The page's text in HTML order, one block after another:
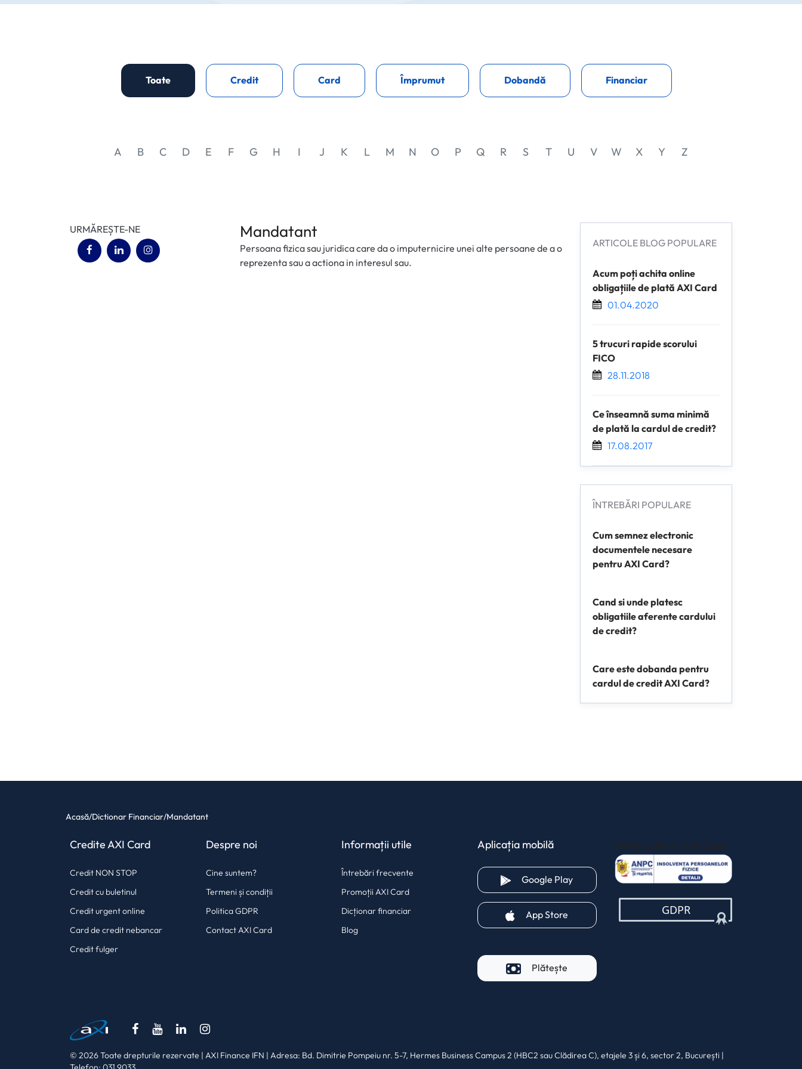
Toate Credit Card Împrumut Dobandă Financiar
A B C D E F G H I J K L M N O P Q R S T U V W X Y Z
URMĂREȘTE-NE
(opens in a new tab)
(opens in a new tab)
(opens in a new tab)
Mandatant
Persoana fizica sau juridica care da o imputernicire unei alte persoane de a o
reprezenta sau a actiona in interesul sau.
ARTICOLE BLOG POPULARE
Acum poți achita online
obligațiile de plată AXI Card
01.04.2020
5 trucuri rapide scorului
FICO
28.11.2018
Ce înseamnă suma minimă
de plată la cardul de credit?
17.08.2017
ÎNTREBĂRI POPULARE
Cum semnez electronic
documentele necesare
pentru AXI Card?
Cand si unde platesc
obligatiile aferente cardului
de credit?
Care este dobanda pentru
cardul de credit AXI Card?
Acasă/Dictionar Financiar/Mandatant
Credite AXI Card
Credit NON STOP
Credit cu buletinul
Credit urgent online
Card de credit nebancar
Credit fulger
Despre noi
Cine suntem?
Termeni și condiții
Politica GDPR
Contact AXI Card
Informații utile
Întrebări frecvente
Promoții AXI Card
Dicționar financiar
Blog
Aplicația mobilă
Google Play(opens in a new tab)
App Store(opens in a new tab)
Plătește
Pentru clienții AXI Card
(opens in a new
(opens in a new tab)
(opens in a new tab)
(opens in a new tab)
(opens in a new tab)
© 2026 Toate drepturile rezervate | AXI Finance IFN | Adresa: Bd. Dimitrie Pompeiu nr. 5-7, Hermes Business Campus 2 (HBC2 sau Clădirea C), etajele 3 și 6, sector 2, București |